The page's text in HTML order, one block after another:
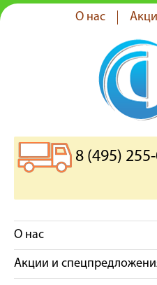
О нас
8 (495)
О нас
Акции и